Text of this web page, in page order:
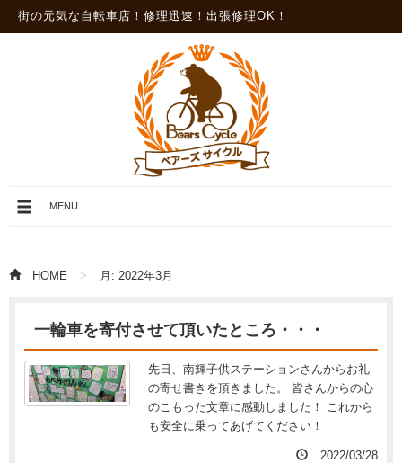
街の元気な自転車店！修理迅速！出張修理OK！
メ
を
MENU
HOME 月: 2022年3月
一輪車を寄付させて頂いたところ・・・
先日、南輝子供ステーションさんからお礼
の寄せ書きを頂きました。 皆さんからの心
のこもった文章に感動しました！ これから
も安全に乗ってあげてください！
2022/03/28